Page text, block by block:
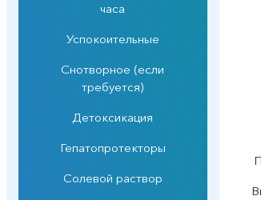
часа
Успокоительные
Снотворное (если
требуется)
Детоксикация
Гепатопротекторы
Солевой раствор